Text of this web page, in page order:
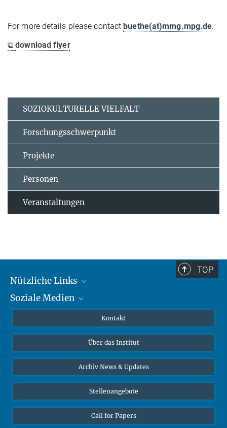
For more details please contactbuethe(at)mmg.mpg.de.
⧉download flyer
SOZIOKULTURELLE VIELFALT
Forschungsschwerpunkt
Projekte
Personen
Veranstaltungen
TOP
Nützliche Links
MMG Alumni Corner
Online-Vorträge
Interviews zum Thema "Diversity"
Soziale Medien
Bluesky
Kontakt
Über das Institut
Archiv News & Updates
Stellenangebote
Call for Papers